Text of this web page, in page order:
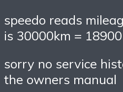
speedo reads
is 30000km =
sorry no service
the owners manual